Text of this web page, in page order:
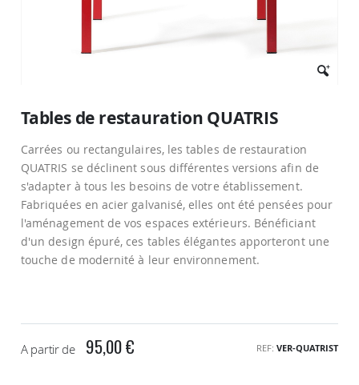
début
la
Galerie
d’images
Tables de restauration QUATRIS
Carrées ou rectangulaires, les tables de restauration
QUATRIS se déclinent sous différentes versions afin de
s'adapter à tous les besoins de votre établissement.
Fabriquées en acier galvanisé, elles ont été pensées pour
l'aménagement de vos espaces extérieurs. Bénéficiant
d'un design épuré, ces tables élégantes apporteront une
touche de modernité à leur environnement.
A partir de 95,00 € REF VER-QUATRIST